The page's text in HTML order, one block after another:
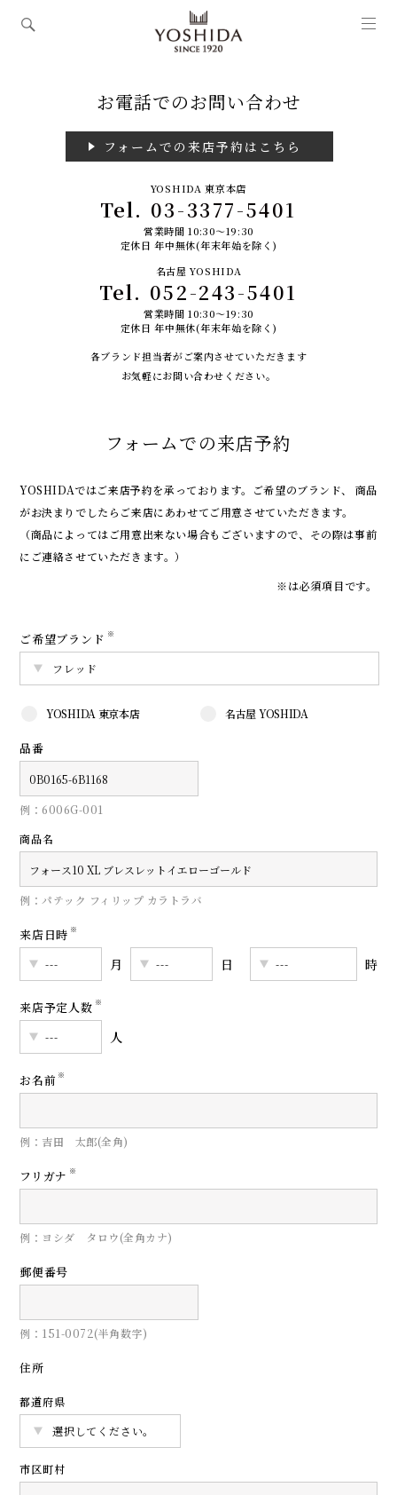
お電話でのお問い合わせ
フォームでの来店予約はこちら
YOSHIDA 東京本店
Tel. 03-3377-5401
営業時間 10:30～19:30
定休日 年中無休(年末年始を除く)
名古屋 YOSHIDA
Tel. 052-243-5401
営業時間 10:30～19:30
定休日 年中無休(年末年始を除く)
各ブランド担当者がご案内させていただきます
お気軽にお問い合わせください。
フォームでの来店予約
YOSHIDAではご来店予約を承っております。
ご希望のブランド、 商品
がお決まりでしたらご来店にあわせてご用意させていただきます。
（商品によってはご用意出来ない場合もございますので、その際は事前
にご連絡させていただきます。）
※は必須項目です。
ご希望ブランド ※
YOSHIDA 東京本店 名古屋 YOSHIDA
品番
例：6006G-001
商品名
例：パテック フィリップ カラトラバ
来店日時 ※
月 日 時
来店予定人数 ※
人
お名前 ※
例：吉田 太郎(全角)
フリガナ ※
例：ヨシダ タロウ(全角カナ)
郵便番号
例：151-0072(半角数字)
住所
都道府県
市区町村